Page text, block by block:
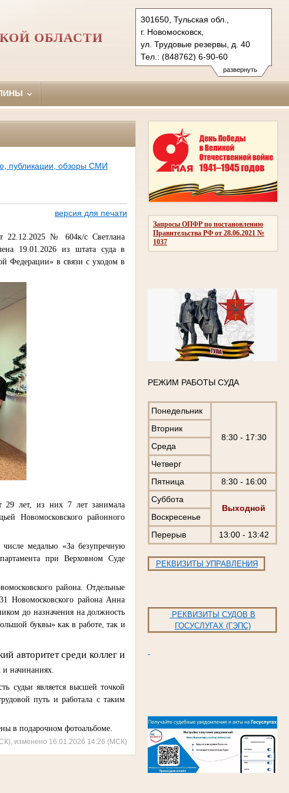
развернуть
301650, Тульская обл.,
г. Новомосковск,
ул. Трудовые резервы, д. 40
Тел.: (848762) 6-90-60
novomoskovsky.tula@sudrf.ru
ОБЛАСТИ
Запросы ОПФР по постановлению
Правительства РФ от 28.06.2021 №
1037
РЕЖИМ РАБОТЫ СУДА
Понедельник
8:30 - 17:30
Вторник
Среда
Четверг
Пятница
8:30 - 16:00
Суббота
Выходной
Воскресенье
Перерыв
13:00 - 13:42
РЕКВИЗИТЫ УПРАВЛЕНИЯ
РЕКВИЗИТЫ СУДОВ В
ГОСУСЛУГАХ (ГЭПС)
публикации, обзоры СМИ
версия для печати
22.12.2025 № 604к/с Светлана
19.01.2026 из штата суда в
Федерации» в связи с уходом в
29 лет, из них 7 лет занимала
Новомосковского районного
медалью «За безупречную
при Верховном Суде
района. Отдельные
Новомосковского района Анна
до назначения на должность
буквы» как в работе, так и
авторитет среди коллег и
начинаниях.
судьи является высшей точкой
путь и работала с таким
в подарочном фотоальбоме.
изменено 16.01.2026 14:26 (МСК)